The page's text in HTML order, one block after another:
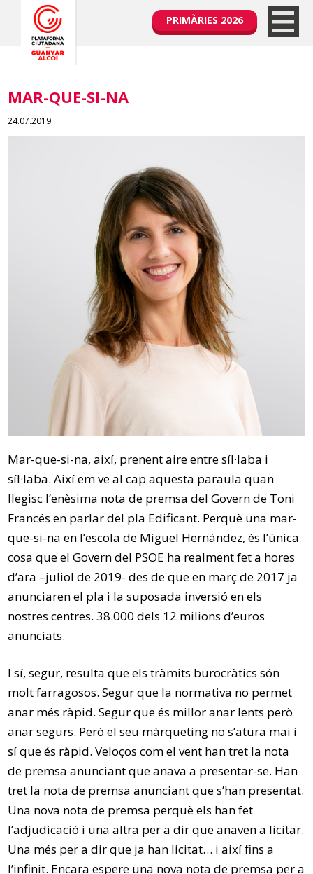
PRIMÀRIES 2026
MAR-QUE-SI-NA
24.07.2019
Mar-que-si-na, així, prenent aire entre síl·laba i
síl·laba. Així em ve al cap aquesta paraula quan
llegisc l’enèsima nota de premsa del Govern de Toni
Francés en parlar del pla Edificant. Perquè una mar-
que-si-na en l’escola de Miguel Hernández, és l’única
cosa que el Govern del PSOE ha realment fet a hores
d’ara –juliol de 2019- des de que en març de 2017 ja
anunciaren el pla i la suposada inversió en els
nostres centres. 38.000 dels 12 milions d’euros
anunciats.
I sí, segur, resulta que els tràmits burocràtics són
molt farragosos. Segur que la normativa no permet
anar més ràpid. Segur que és millor anar lents però
anar segurs. Però el seu màrqueting no s’atura mai i
sí que és ràpid. Veloços com el vent han tret la nota
de premsa anunciant que anava a presentar-se. Han
tret la nota de premsa anunciant que s’han presentat.
Una nova nota de premsa perquè els han fet
l’adjudicació i una altra per a dir que anaven a licitar.
Una més per a dir que ja han licitat… i així fins a
l’infinit. Encara espere una nova nota de premsa per a